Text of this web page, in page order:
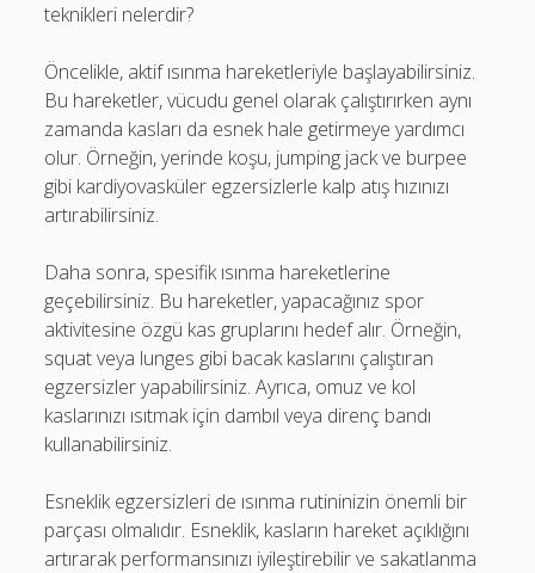
teknikleri nelerdir?
Öncelikle, aktif ısınma hareketleriyle başlayabilirsiniz.
Bu hareketler, vücudu genel olarak çalıştırırken aynı
zamanda kasları da esnek hale getirmeye yardımcı
olur. Örneğin, yerinde koşu, jumping jack ve burpee
gibi kardiyovasküler egzersizlerle kalp atış hızınızı
artırabilirsiniz.
Daha sonra, spesifik ısınma hareketlerine
geçebilirsiniz. Bu hareketler, yapacağınız spor
aktivitesine özgü kas gruplarını hedef alır. Örneğin,
squat veya lunges gibi bacak kaslarını çalıştıran
egzersizler yapabilirsiniz. Ayrıca, omuz ve kol
kaslarınızı ısıtmak için dambıl veya direnç bandı
kullanabilirsiniz.
Esneklik egzersizleri de ısınma rutininizin önemli bir
parçası olmalıdır. Esneklik, kasların hareket açıklığını
artırarak performansınızı iyileştirebilir ve sakatlanma